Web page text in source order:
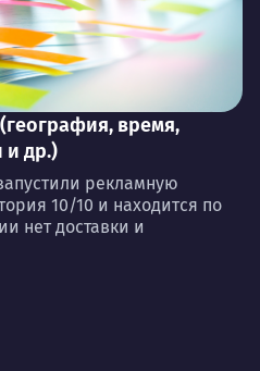
время,
и др.)
рекламную
10/10 и находится по
нет доставки и